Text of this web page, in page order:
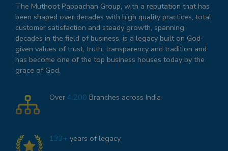
The Muthoot Pappachan Group, with a reputation that has
been shaped over decades with high quality practices, total
customer satisfaction and steady growth, spanning
decades in the field of business, is a legacy built on God-
given values of trust, truth, transparency and tradition and
has become one of the top business houses today by the
grace of God.
Over 4,200 Branches across India
133+ years of legacy